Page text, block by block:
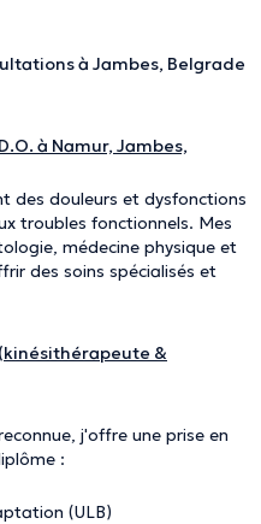
à Jambes, Belgrade
à Namur, Jambes,
des douleurs et dysfonctions
troubles fonctionnels. Mes
médecine physique et
des soins spécialisés et
&
j'offre une prise en
:
(ULB)